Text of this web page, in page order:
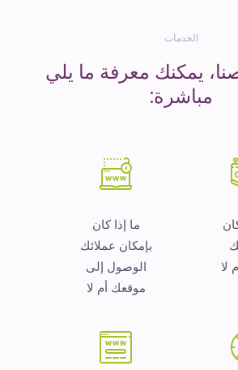
الخدمات
يمكنك معرفة ما يلي
مباشرة:
ما إذا كان
بإمكان عملائك
الوصول إلى
موقعك أم لا